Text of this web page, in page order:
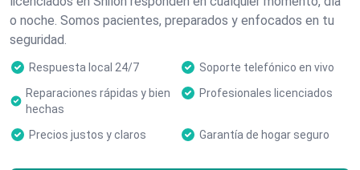
o noche. Somos pacientes, preparados y enfocados en tu
seguridad.
Respuesta local 24/7
Soporte telefónico en vivo
Reparaciones rápidas y bien
hechas
Profesionales licenciados
Precios justos y claros Garantía de hogar seguro